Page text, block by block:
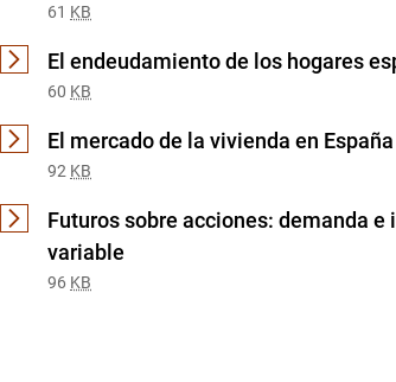
61 KB
El endeudamiento de los hogares
60 KB
El mercado de la vivienda en España
92 KB
Futuros sobre acciones: demanda
variable
96 KB